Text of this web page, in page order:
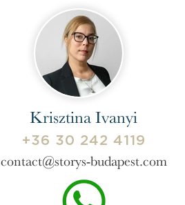
Krisztina Ivanyi
+36 30 242 4119
contact@storys-budapest.com